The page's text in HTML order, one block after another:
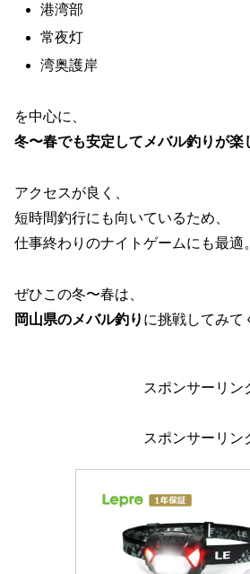
港湾部
常夜灯
湾奥護岸
を中心に、
冬〜春でも安定してメバル釣りが楽
アクセスが良く、
短時間釣行にも向いているため、
仕事終わりのナイトゲームにも最適。
ぜひこの冬〜春は、
岡山県のメバル釣り に挑戦してみて
スポンサーリン
スポンサーリン